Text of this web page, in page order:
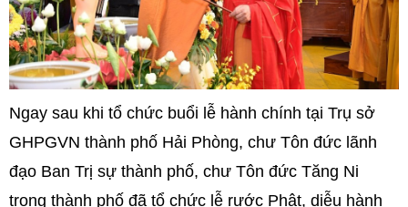
Ngay sau khi tổ chức buổi lễ hành chính tại Trụ sở
GHPGVN thành phố Hải Phòng, chư Tôn đức lãnh
đạo Ban Trị sự thành phố, chư Tôn đức Tăng Ni
trong thành phố đã tổ chức lễ rước Phật, diễu hành